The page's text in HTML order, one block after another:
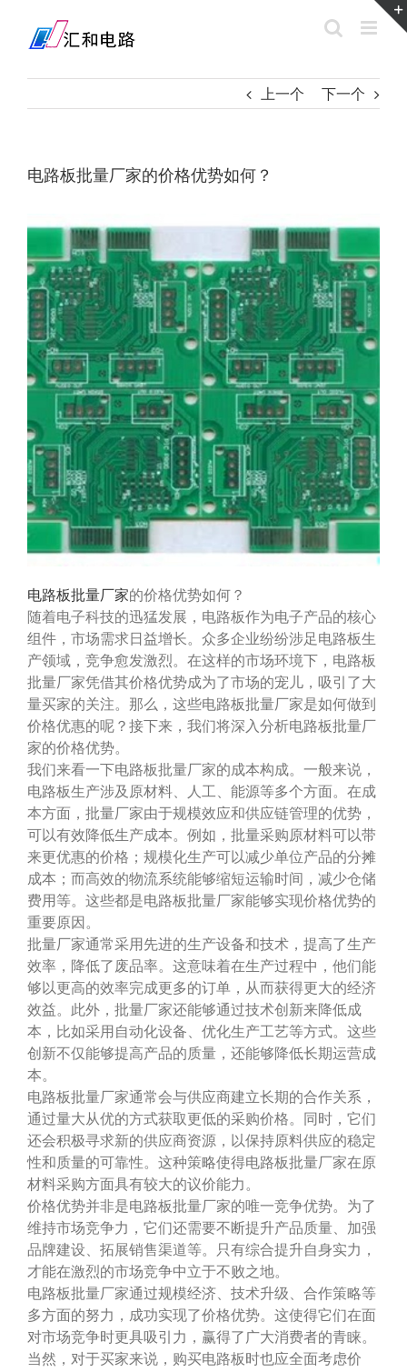
content
上一个 下一个
电路板批量厂家的价格优势如何？
电路板批量厂家的价格优势如何？
随着电子科技的迅猛发展，电路板作为电子产品的核心
组件，市场需求日益增长。众多企业纷纷涉足电路板生
产领域，竞争愈发激烈。在这样的市场环境下，电路板
批量厂家凭借其价格优势成为了市场的宠儿，吸引了大
量买家的关注。那么，这些电路板批量厂家是如何做到
价格优惠的呢？接下来，我们将深入分析电路板批量厂
家的价格优势。
我们来看一下电路板批量厂家的成本构成。一般来说，
电路板生产涉及原材料、人工、能源等多个方面。在成
本方面，批量厂家由于规模效应和供应链管理的优势，
可以有效降低生产成本。例如，批量采购原材料可以带
来更优惠的价格；规模化生产可以减少单位产品的分摊
成本；而高效的物流系统能够缩短运输时间，减少仓储
费用等。这些都是电路板批量厂家能够实现价格优势的
重要原因。
批量厂家通常采用先进的生产设备和技术，提高了生产
效率，降低了废品率。这意味着在生产过程中，他们能
够以更高的效率完成更多的订单，从而获得更大的经济
效益。此外，批量厂家还能够通过技术创新来降低成
本，比如采用自动化设备、优化生产工艺等方式。这些
创新不仅能够提高产品的质量，还能够降低长期运营成
本。
电路板批量厂家通常会与供应商建立长期的合作关系，
通过量大从优的方式获取更低的采购价格。同时，它们
还会积极寻求新的供应商资源，以保持原料供应的稳定
性和质量的可靠性。这种策略使得电路板批量厂家在原
材料采购方面具有较大的议价能力。
价格优势并非是电路板批量厂家的唯一竞争优势。为了
维持市场竞争力，它们还需要不断提升产品质量、加强
品牌建设、拓展销售渠道等。只有综合提升自身实力，
才能在激烈的市场竞争中立于不败之地。
电路板批量厂家通过规模经济、技术升级、合作策略等
多方面的努力，成功实现了价格优势。这使得它们在面
对市场竞争时更具吸引力，赢得了广大消费者的青睐。
当然，对于买家来说，购买电路板时也应全面考虑价